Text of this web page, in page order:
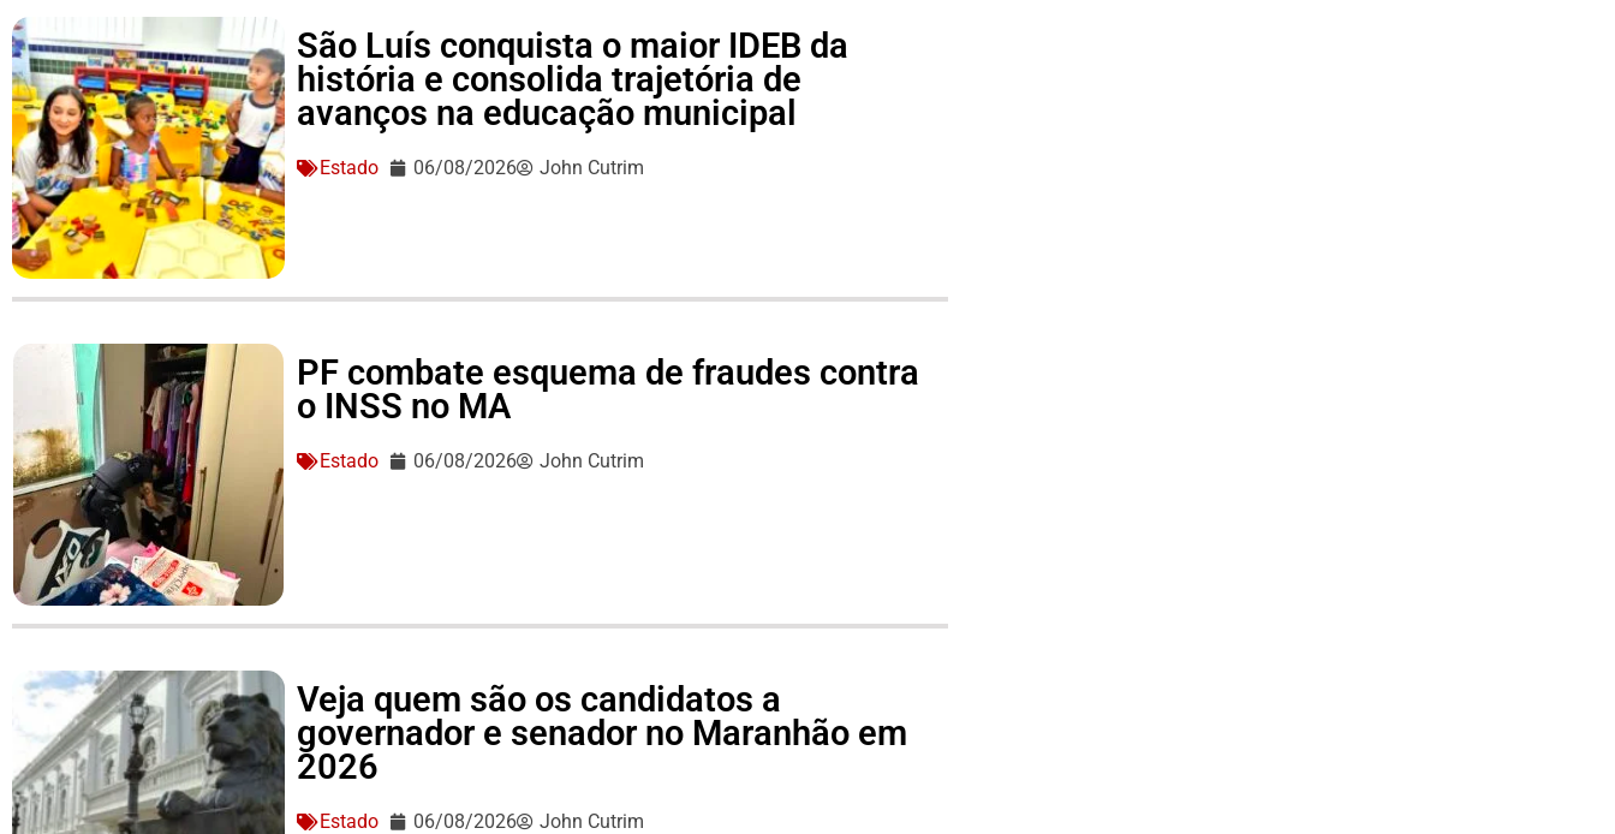
São Luís conquista o maior IDEB da
história e consolida trajetória de
avanços na educação municipal
Estado 06/08/2026 John Cutrim
PF combate esquema de fraudes contra
o INSS no MA
Estado 06/08/2026 John Cutrim
Veja quem são os candidatos a
governador e senador no Maranhão em
2026
Estado 06/08/2026 John Cutrim